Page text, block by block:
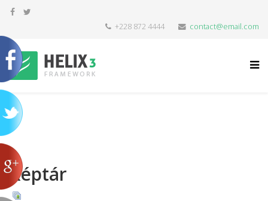
+228 872 4444 contact@email.com
Képtár